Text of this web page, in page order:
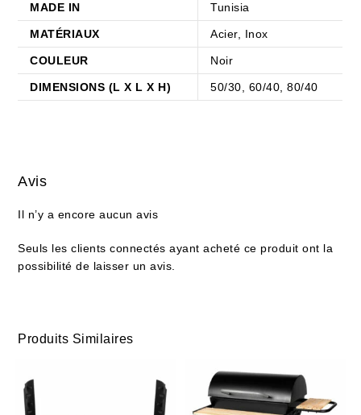
MADE IN Tunisia
MATÉRIAUX Acier, Inox
COULEUR Noir
DIMENSIONS (L X L X H) 50/30, 60/40, 80/40
Avis
Il n’y a encore aucun avis
Seuls les clients connectés ayant acheté ce produit ont la
possibilité de laisser un avis.
Produits Similaires